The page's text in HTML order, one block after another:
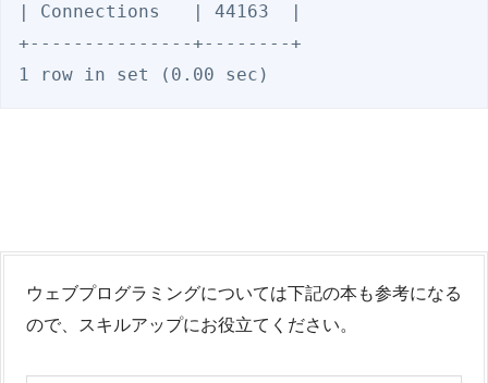
| Connections   | 44163  |
+---------------+--------+
1 row in set (0.00 sec)
ウェブプログラミングについては下記の本も参考になる
ので、スキルアップにお役立てください。